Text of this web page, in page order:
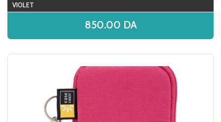
VIOLET
850.00 DA